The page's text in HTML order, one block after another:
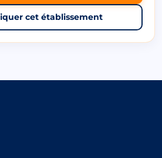
cet établissement